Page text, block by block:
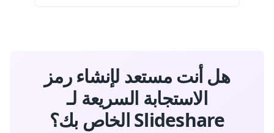
هل أنت مستعد لإنشاء رمز
الاستجابة السريعة لـ
Slideshare الخاص بك؟